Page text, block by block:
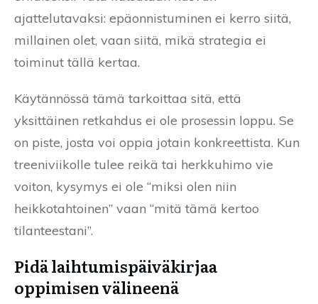
ajattelutavaksi: epäonnistuminen ei kerro siitä,
millainen olet, vaan siitä, mikä strategia ei
toiminut tällä kertaa.
Käytännössä tämä tarkoittaa sitä, että
yksittäinen retkahdus ei ole prosessin loppu. Se
on piste, josta voi oppia jotain konkreettista. Kun
treeniviikolle tulee reikä tai herkkuhimo vie
voiton, kysymys ei ole “miksi olen niin
heikkotahtoinen” vaan “mitä tämä kertoo
tilanteestani”.
Pidä laihtumispäiväkirjaa
oppimisen välineenä